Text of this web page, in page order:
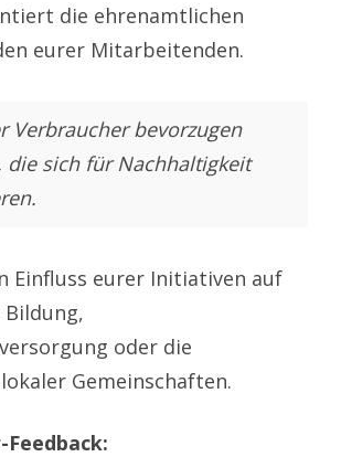
die ehrenamtlichen
eurer Mitarbeitenden.
Verbraucher bevorzugen
die sich für Nachhaltigkeit
Einfluss eurer Initiativen auf
Bildung,
oder die
Gemeinschaften.